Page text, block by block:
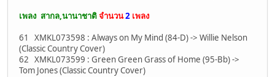
เพลง สากล,นานาชาติจำนวน2 เพลง
61 XMKL073598 : Always on My Mind (84-D) -> Willie Nelson
(Classic Country Cover)
62 XMKL073599 : Green Green Grass of Home (95-Bb) ->
Tom Jones (Classic Country Cover)